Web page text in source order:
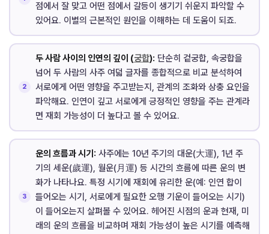
점에서 잘 맞고 어떤 점에서 갈등이 생기기 쉬운지 파악할 수
있어요. 이별의 근본적인 원인을 이해하는 데 도움이 되죠.
두 사람 사이의 인연의 깊이 (궁합): 단순히 겉궁합, 속궁합을
넘어 두 사람의 사주 여덟 글자를 종합적으로 비교 분석하여
서로에게 어떤 영향을 주고받는지, 관계의 조화와 상충 요인을
파악해요. 인연이 깊고 서로에게 긍정적인 영향을 주는 관계라
면 재회 가능성이 더 높다고 볼 수 있어요.
운의 흐름과 시기: 사주에는 10년 주기의 대운(大運), 1년 주
기의 세운(歲運), 월운(月運) 등 시간의 흐름에 따른 운의 변
화가 나타나요. 특정 시기에 재회에 유리한 운(예: 인연 합이
들어오는 시기, 서로에게 필요한 오행 기운이 들어오는 시기)
이 들어오는지 살펴볼 수 있어요. 헤어진 시점의 운과 현재, 미
래의 운의 흐름을 비교하며 재회 가능성이 높은 시기를 예측해